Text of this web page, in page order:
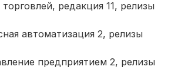
редакция 11, релизы
автоматизация 2, релизы
предприятием 2, релизы